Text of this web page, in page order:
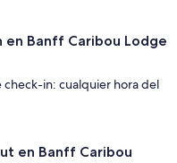
en Banff Caribou Lodge
check-in: cualquier hora del
en Banff Caribou